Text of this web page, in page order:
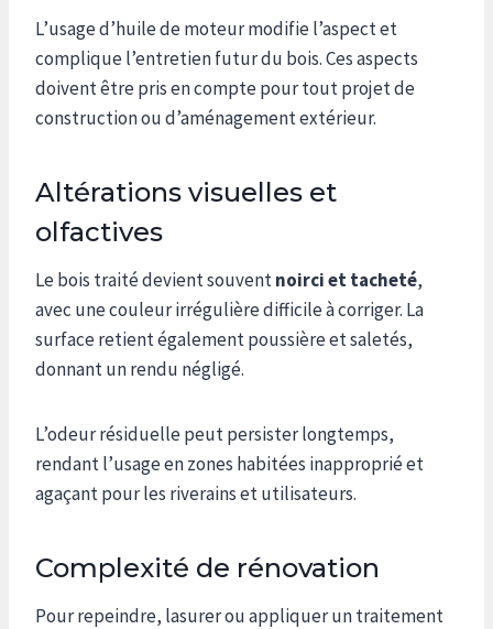
L’usage d’huile de moteur modifie l’aspect et
complique l’entretien futur du bois. Ces aspects
doivent être pris en compte pour tout projet de
construction ou d’aménagement extérieur.
Altérations visuelles et
olfactives
Le bois traité devient souventnoirci et tacheté,
avec une couleur irrégulière difficile à corriger. La
surface retient également poussière et saletés,
donnant un rendu négligé.
L’odeur résiduelle peut persister longtemps,
rendant l’usage en zones habitées inapproprié et
agaçant pour les riverains et utilisateurs.
Complexité de rénovation
Pour repeindre, lasurer ou appliquer un traitement